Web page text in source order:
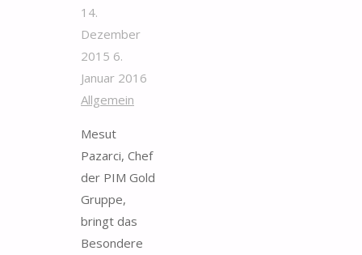
14.
Dezember
2015 6.
Januar 2016
Allgemein
Mesut
Pazarci, Chef
der PIM Gold
Gruppe,
bringt das
Besondere